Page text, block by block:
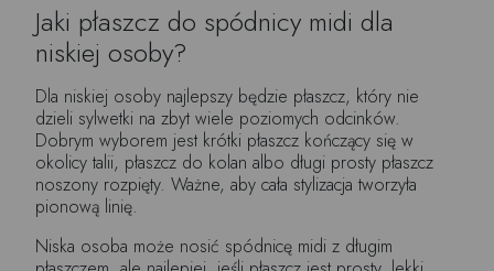
Jaki płaszcz do spódnicy midi dla
niskiej osoby?
Dla niskiej osoby najlepszy będzie płaszcz, który nie
dzieli sylwetki na zbyt wiele poziomych odcinków.
Dobrym wyborem jest krótki płaszcz kończący się w
okolicy talii, płaszcz do kolan albo długi prosty płaszcz
noszony rozpięty. Ważne, aby cała stylizacja tworzyła
pionową linię.
Niska osoba może nosić spódnicę midi z długim